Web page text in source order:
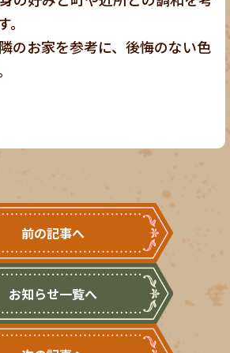
のお家を参考に、後悔のない色
前の記事へ
お知らせ一覧へ